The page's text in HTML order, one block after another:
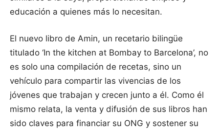
educación a quienes más lo necesitan.
El nuevo libro de Amin, un recetario bilingüe
titulado ‘In the kitchen at Bombay to Barcelona’, no
es solo una compilación de recetas, sino un
vehículo para compartir las vivencias de los
jóvenes que trabajan y crecen junto a él. Como él
mismo relata, la venta y difusión de sus libros han
sido claves para financiar su ONG y sostener su